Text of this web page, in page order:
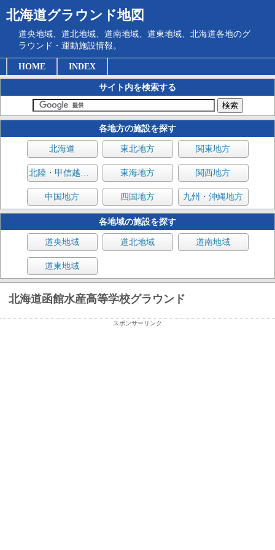
北海道グラウンド地図
道央地域、道北地域、道南地域、道東地域、北海道各地のグ
ラウンド・運動施設情報。
HOME INDEX
サイト内を検索する
各地方の施設を探す
北海道 東北地方 関東地方
北陸・甲信越地方 東海地方 関西地方
中国地方 四国地方 九州・沖縄地方
各地域の施設を探す
道央地域 道北地域 道南地域
道東地域
北海道函館水産高等学校グラウンド
スポンサーリンク